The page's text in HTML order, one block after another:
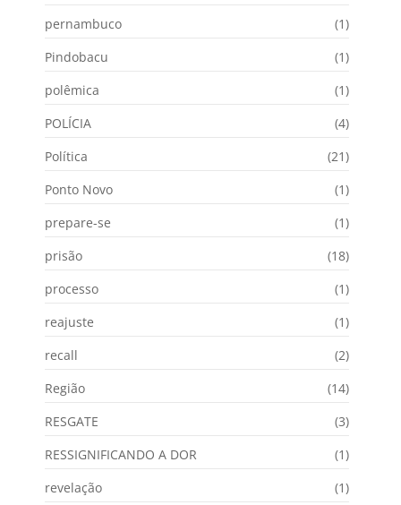
pernambuco
(1)
Pindobacu
(1)
polêmica
(1)
POLÍCIA
(4)
Política
(21)
Ponto Novo
(1)
prepare-se
(1)
prisão
(18)
processo
(1)
reajuste
(1)
recall
(2)
Região
(14)
RESGATE
(3)
RESSIGNIFICANDO A DOR
(1)
revelação
(1)